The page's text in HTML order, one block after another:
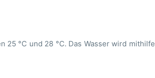
°C und 28 °C. Das Wasser wird mithilfe